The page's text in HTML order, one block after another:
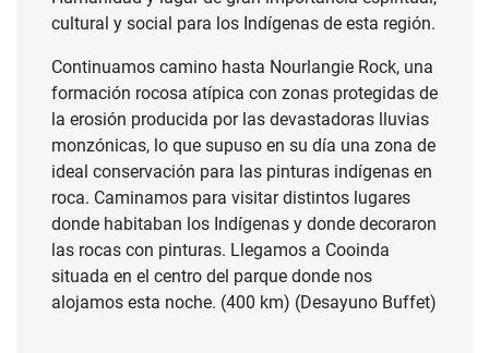
cultural y social para los Indígenas de esta región.
Continuamos camino hasta Nourlangie Rock, una
formación rocosa atípica con zonas protegidas de
la erosión producida por las devastadoras lluvias
monzónicas, lo que supuso en su día una zona de
ideal conservación para las pinturas indígenas en
roca. Caminamos para visitar distintos lugares
donde habitaban los Indígenas y donde decoraron
las rocas con pinturas. Llegamos a Cooinda
situada en el centro del parque donde nos
alojamos esta noche. (400 km) (Desayuno Buffet)